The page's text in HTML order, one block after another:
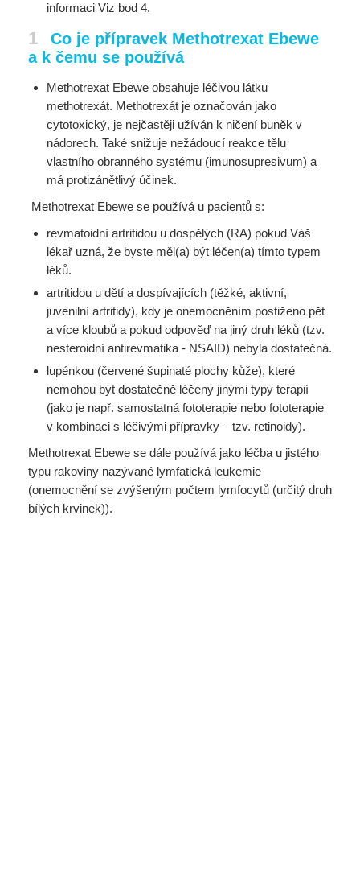
informaci Viz bod 4.
1
Co je přípravek Methotrexat Ebewe
a k čemu se používá
Methotrexat Ebewe obsahuje léčivou látku
methotrexát. Methotrexát je označován jako
cytotoxický, je nejčastěji užíván k ničení buněk v
nádorech. Také snižuje nežádoucí reakce tělu
vlastního obranného systému (imunosupresivum) a
má protizánětlivý účinek.
Methotrexat Ebewe se používá u pacientů s:
revmatoidní artritidou u dospělých (RA) pokud Váš
lékař uzná, že byste měl(a) být léčen(a) tímto typem
léků.
artritidou u dětí a dospívajících (těžké, aktivní,
juvenilní artritidy), kdy je onemocněním postiženo pět
a více kloubů a pokud odpověď na jiný druh léků (tzv.
nesteroidní antirevmatika - NSAID) nebyla dostatečná.
lupénkou (červené šupinaté plochy kůže), které
nemohou být dostatečně léčeny jinými typy terapií
(jako je např. samostatná fototerapie nebo fototerapie
v kombinaci s léčivými přípravky – tzv. retinoidy).
Methotrexat Ebewe se dále používá jako léčba u jistého
typu rakoviny nazývané lymfatická leukemie
(onemocnění se zvýšeným počtem lymfocytů (určitý druh
bílých krvinek)).